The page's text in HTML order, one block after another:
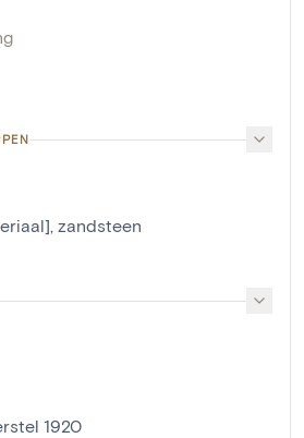
, zandsteen
1920